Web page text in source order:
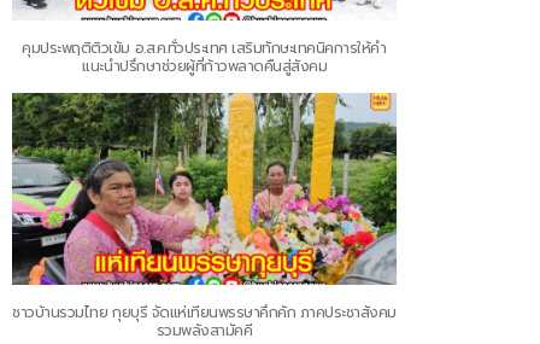
คุมประพฤติติวเข้ม อ.ส.ค.ทั่วประเทศ เสริมทักษะเทคนิคการให้คำ
แนะนำปรึกษาช่วยผู้ที่ก้าวพลาดคืนสู่สังคม
ชาวบ้านรวมไทย กุยบุรี จัดแห่เทียนพรรษาคึกคัก ภาคประชาสังคม
รวมพลังสามัคคี